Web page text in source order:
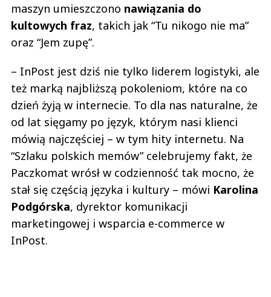
maszyn umieszczono nawiązania do
kultowych fraz, takich jak “Tu nikogo nie ma”
oraz “Jem zupę”.
– InPost jest dziś nie tylko liderem logistyki, ale
też marką najbliższą pokoleniom, które na co
dzień żyją w internecie. To dla nas naturalne, że
od lat sięgamy po język, którym nasi klienci
mówią najczęściej – w tym hity internetu. Na
“Szlaku polskich memów” celebrujemy fakt, że
Paczkomat wrósł w codzienność tak mocno, że
stał się częścią języka i kultury – mówi Karolina
Podgórska, dyrektor komunikacji
marketingowej i wsparcia e-commerce w
InPost.